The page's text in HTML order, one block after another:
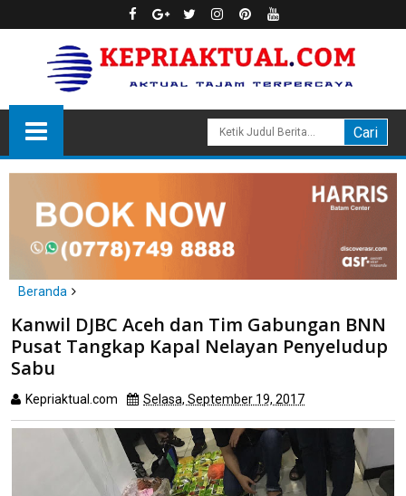
Beranda
headline
Kanwil DJBC Aceh dan Tim Gabungan BNN Pusat Tangkap Kapal
Nelayan Penyeludup Sabu
Kanwil DJBC Aceh dan Tim Gabungan BNN
Pusat Tangkap Kapal Nelayan Penyeludup
Sabu
Kepriaktual.com Selasa, September 19, 2017